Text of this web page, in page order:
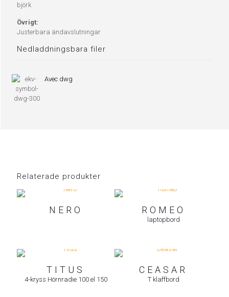
björk
Övrigt:
Justerbara ändavslutningar
Nedladdningsbara filer
Avec dwg
Relaterade produkter
NERO ROMEO
laptopbord
TITUS
4-kryss Hörnradie 100 el 150
CEASAR
T klaffbord